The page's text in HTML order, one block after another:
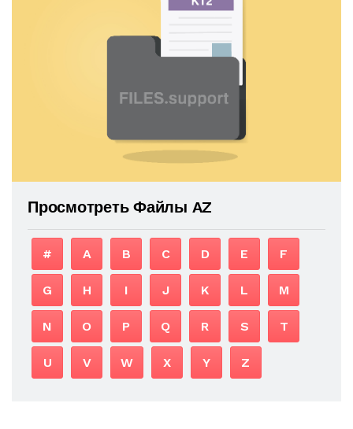
Просмотреть Файлы AZ
# A B C D E F
G H I J K L M
N O P Q R S T
U V W X Y Z